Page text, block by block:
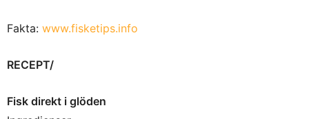
Fakta: www.fisketips.info
RECEPT/
Fisk direkt i glöden